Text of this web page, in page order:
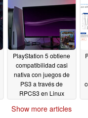
similares a los de
Steam
PlayStation 5 obtiene
compatibilidad casi
nativa con juegos de
PS3 a través de
RPCS3 en Linux
Show more articles